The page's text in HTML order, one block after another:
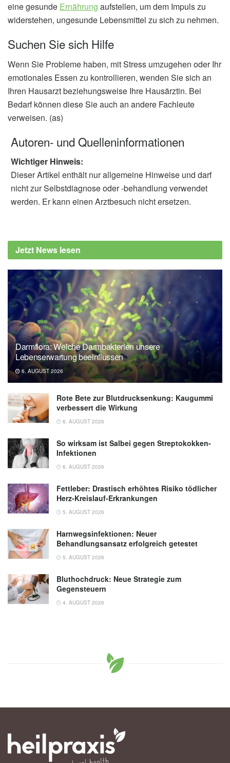
eine gesunde Ernährung aufstellen, um dem Impuls zu
widerstehen, ungesunde Lebensmittel zu sich zu nehmen.
Suchen Sie sich Hilfe
Wenn Sie Probleme haben, mit Stress umzugehen oder Ihr
emotionales Essen zu kontrollieren, wenden Sie sich an
Ihren Hausarzt beziehungsweise Ihre Hausärztin. Bei
Bedarf können diese Sie auch an andere Fachleute
verweisen. (as)
Autoren- und Quelleninformationen
Wichtiger Hinweis:
Dieser Artikel enthält nur allgemeine Hinweise und darf
nicht zur Selbstdiagnose oder -behandlung verwendet
werden. Er kann einen Arztbesuch nicht ersetzen.
Jetzt News lesen
Darmflora: Welche Darmbakterien unsere
Lebenserwartung beeinflussen
6. AUGUST 2026
Rote Bete zur Blutdrucksenkung: Kaugummi
verbessert die Wirkung
6. AUGUST 2026
So wirksam ist Salbei gegen Streptokokken-
Infektionen
6. AUGUST 2026
Fettleber: Drastisch erhöhtes Risiko tödlicher
Herz-Kreislauf-Erkrankungen
5. AUGUST 2026
Harnwegsinfektionen: Neuer
Behandlungsansatz erfolgreich getestet
5. AUGUST 2026
Bluthochdruck: Neue Strategie zum
Gegensteuern
4. AUGUST 2026